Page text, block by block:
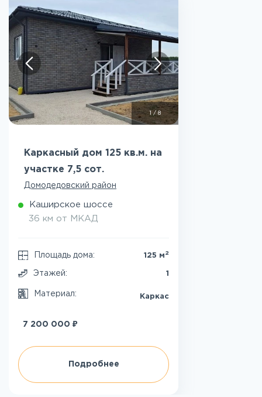
1 /8
Каркасный дом 125 кв.м. на
участке 7,5 сот.
Домодедовский район
Каширское шоссе
36 км от МКАД
Площадь дома: 125 м 2
Этажей: 1
Материал: Каркас
7 200 000 ₽
Подробнее